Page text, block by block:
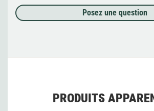
Posez une question
PRODUITS